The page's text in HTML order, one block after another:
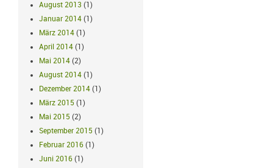
August 2013 (1)
Januar 2014 (1)
März 2014 (1)
April 2014 (1)
Mai 2014 (2)
August 2014 (1)
Dezember 2014 (1)
März 2015 (1)
Mai 2015 (2)
September 2015 (1)
Februar 2016 (1)
Juni 2016 (1)